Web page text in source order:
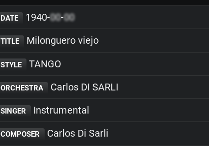
DATE 1940-00-00
TITLE Milonguero viejo
STYLE TANGO
ORCHESTRA Carlos DI SARLI
SINGER Instrumental
COMPOSER Carlos Di Sarli